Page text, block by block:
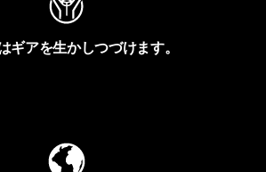
ギアを生かしつづけます。